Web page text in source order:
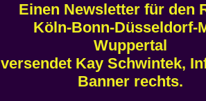
Einen Newsletter für den
Köln-Bonn-Düsseldorf-
Wuppertal
versendet Kay Schwintek,
Banner rechts.